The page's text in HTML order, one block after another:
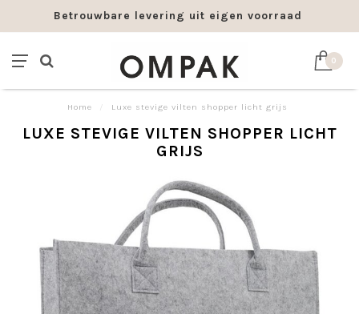
Betrouwbare levering uit eigen voorraad
0
Home Luxe stevige vilten shopper licht grijs
LUXE STEVIGE VILTEN SHOPPER LICHT
GRIJS